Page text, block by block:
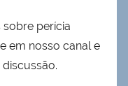
sobre perícia
em nosso canal e